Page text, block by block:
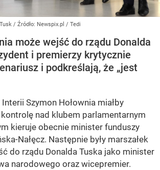
/ Źródło: Newspix.pl / Tedi
może wejść do rządu Donalda
i premierzy krytycznie
i podkreślają, że „jest
Szymon Hołownia miałby
nad klubem parlamentarnym
kieruje obecnie minister funduszy
Nałęcz. Następnie były marszałek
do rządu Donalda Tuska jako minister
narodowego oraz wicepremier.